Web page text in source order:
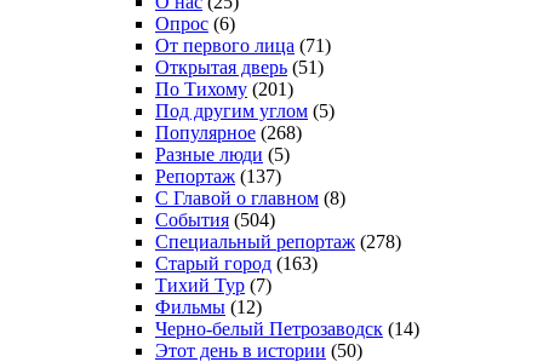
Опрос (6)
От первого лица (71)
Открытая дверь (51)
По Тихому (201)
Под другим углом (5)
Популярное (268)
Разные люди (5)
Репортаж (137)
С Главой о главном (8)
События (504)
Специальный репортаж (278)
Старый город (163)
Тихий Тур (7)
Фильмы (12)
Черно-белый Петрозаводск (14)
Этот день в истории (50)